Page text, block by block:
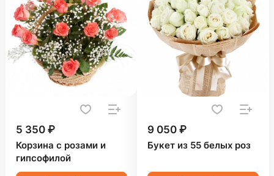
5 350 ₽
Корзина с розами и
гипсофилой
9 050 ₽
Букет из 55 белых роз